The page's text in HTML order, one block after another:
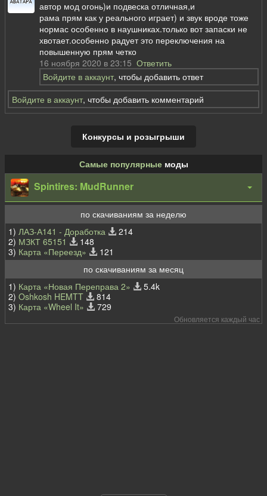
автор мод огонь)и подвеска отличная,и
рама прям как у реального играет) и звук вроде тоже
нормас особенно в наушниках.только вот запаски не
хвотает.особенно радует это переключения на
повышенную прям четко
16 ноября 2020 в 23:15Ответить
Войдите в аккаунт, чтобы добавить ответ
Войдите в аккаунт, чтобы добавить комментарий
Конкурсы и розыгрыши
Самые популярныемоды
Spintires: MudRunner
по скачиваниям за неделю
1) ЛАЗ-А141 - Доработка
214
2) МЗКТ 65151
148
3) Карта «Переезд»
121
по скачиваниям за месяц
1) Карта «Новая Переправа 2»
5.4k
2) Oshkosh HEMTT
814
3) Карта «Wheel It» 729
Обновляется каждый час